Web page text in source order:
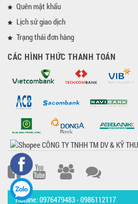
Quên mật khẩu
Lịch sử giao dịch
Trạng thái đơn hàng
CÁC HÌNH THỨC THANH TOÁN
Hotline: 0976479483 - 0986112117